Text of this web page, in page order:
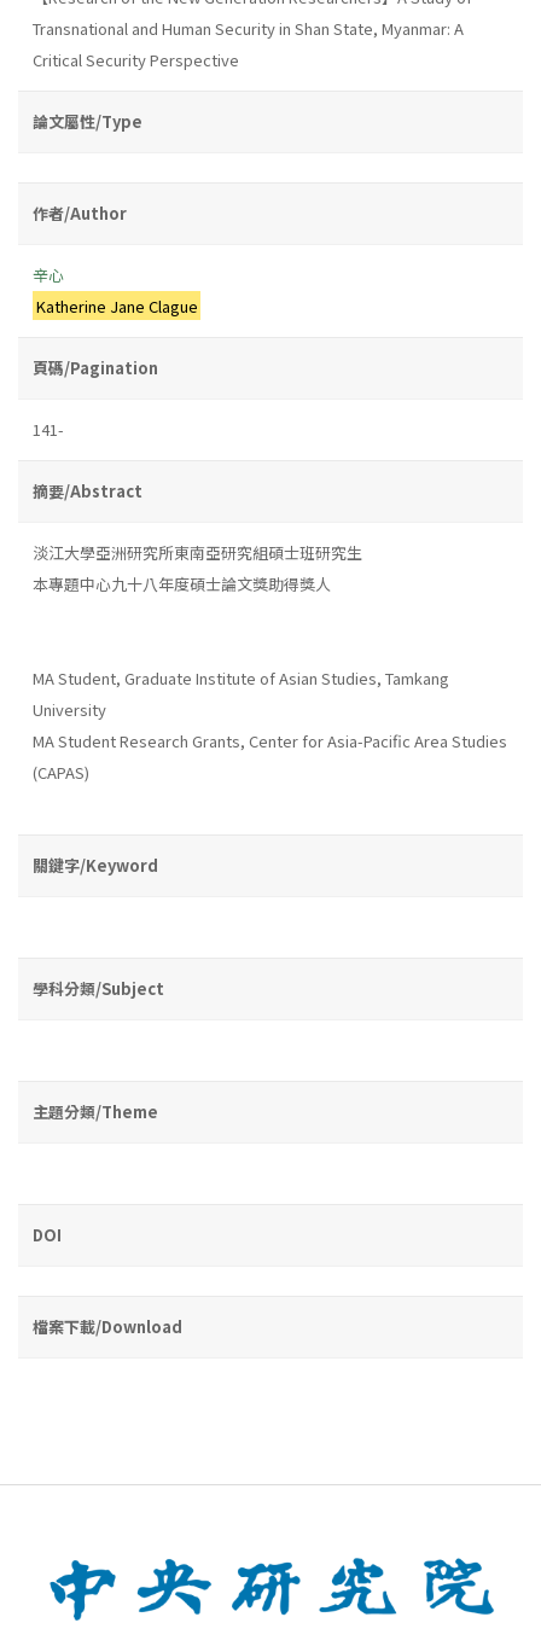
Transnational and Human Security in Shan State, Myanmar: A
Critical Security Perspective
論文屬性/Type
作者/Author
辛心
Katherine Jane Clague
頁碼/Pagination
141-
摘要/Abstract
淡江大學亞洲研究所東南亞研究組碩士班研究生
本專題中心九十八年度碩士論文獎助得獎人
MA Student, Graduate Institute of Asian Studies, Tamkang
University
MA Student Research Grants, Center for Asia-Pacific Area Studies
(CAPAS)
關鍵字/Keyword
學科分類/Subject
主題分類/Theme
DOI
檔案下載/Download